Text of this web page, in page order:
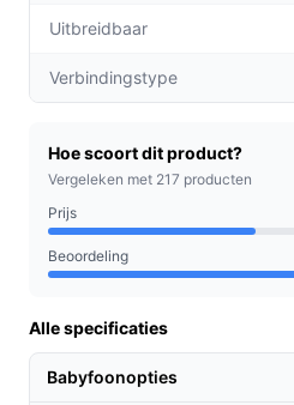
bedienen van de
Voor welke doelgroep?
Deze babyfoon is perfect voor
kinderen die behoefte hebben
manier om hun kleintje in de
ideaal voor ouders die
een flexibele oplossing
Praktische voordelen
Uitbreidbaar
Verbindingstype
Hoe scoort dit product?
Vergeleken met 217 producten
Prijs
Beoordeling
Alle specificaties
Babyfoonopties